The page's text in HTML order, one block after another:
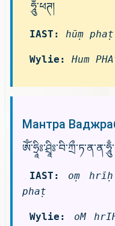
ཧཱུྃ་ཕཊ།
IAST: hūṃ phaṭ
Wylie: Hum
Мантра
IAST:
oṃ
phaṭ
Wylie:
oM